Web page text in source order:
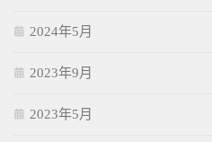
2024年5月
2023年9月
2023年5月